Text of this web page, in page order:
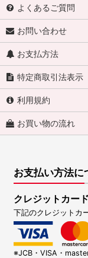
よくあるご質問
お問い合わせ
お支払方法
特定商取引法表示
利用規約
お買い物の流れ
お支払い方法に
クレジットカード
下記のクレジットカ
※JCB・VISA・